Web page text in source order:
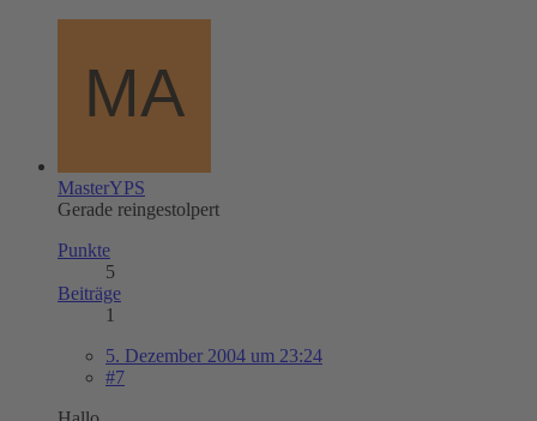
MasterYPS
Gerade reingestolpert
Punkte
5
Beiträge
1
5. Dezember 2004 um 23:24
#7